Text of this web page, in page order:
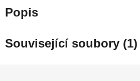
Popis
Související soubory (1)